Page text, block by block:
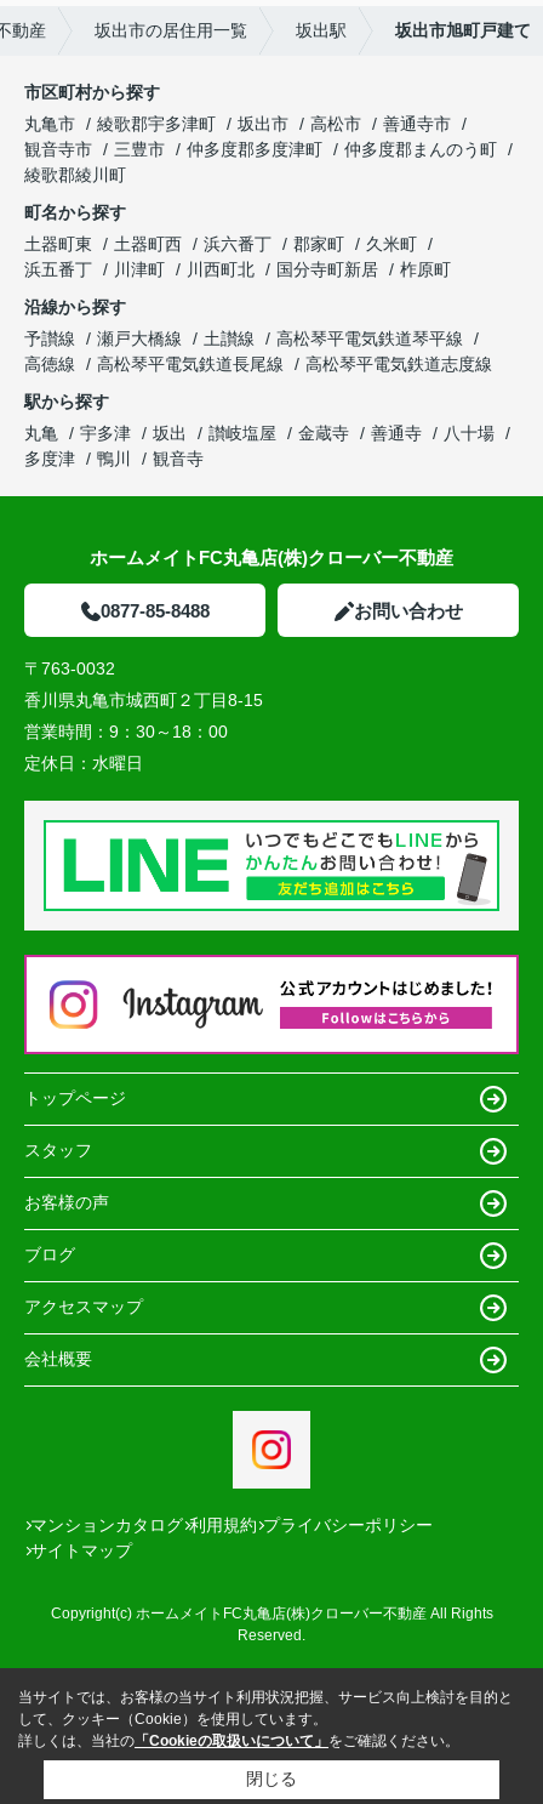
動産 坂出市の居住用一覧 坂出駅 坂出市旭町戸建て
市区町村から探す
丸亀市
綾歌郡宇多津町 坂出市 高松市
善通寺市
観音寺市
三豊市 仲多度郡多度津町
仲多度郡まんのう町
綾歌郡綾川町
町名から探す
土器町東
土器町西 浜六番丁 郡家町
久米町
浜五番丁
川津町 川西町北 国分寺町新居
柞原町
沿線から探す
予讃線
瀬戸大橋線 土讃線
高松琴平電気鉄道琴平線
高徳線
高松琴平電気鉄道長尾線
高松琴平電気鉄道志度線
駅から探す
丸亀
宇多津 坂出 讃岐塩屋 金蔵寺 善通寺
八十場
多度津
鴨川 観音寺
ホームメイトFC丸亀店(株)クローバー不動産
0877-85-8488 お問い合わせ
〒763-0032
香川県丸亀市城西町２丁目8-15
営業時間： 9：30～18：00
定休日： 水曜日
トップページ
スタッフ
お客様の声
ブログ
アクセスマップ
会社概要
マンションカタログ 利用規約 プライバシーポリシー
サイトマップ
Copyright(c) ホームメイトFC丸亀店(株)クローバー不動産 All Rights
Reserved.
当サイトでは、お客様の当サイト利用状況把握、サービス向上検討を目的と
して、クッキー（Cookie）を使用しています。
詳しくは、当社の 「Cookieの取扱いについて」 をご確認ください。
閉じる